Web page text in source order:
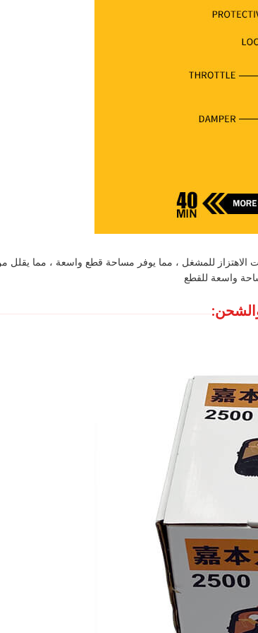
الاهتزاز للمشغل ، مما يوفر مساحة قطع واسعة ، مما يقلل
واسعة للقطع
والشحن: